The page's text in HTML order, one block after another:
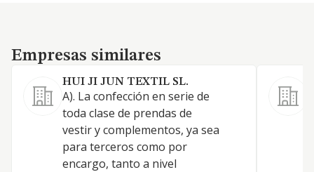
Empresas similares
Empresas similares
HUI JI JUN TEXTIL SL.
A). La confección en serie de
toda clase de prendas de
vestir y complementos, ya sea
para terceros como por
encargo, tanto a nivel